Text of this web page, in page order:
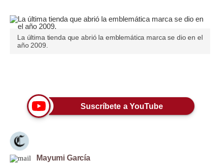
Pregunta de hoy
Blogs
Viajes
Moda
Estilos
Mundo
La última tienda que abrió la emblemática marca se dio en el
año 2009.
Suscríbete a YouTube
Mayumi García